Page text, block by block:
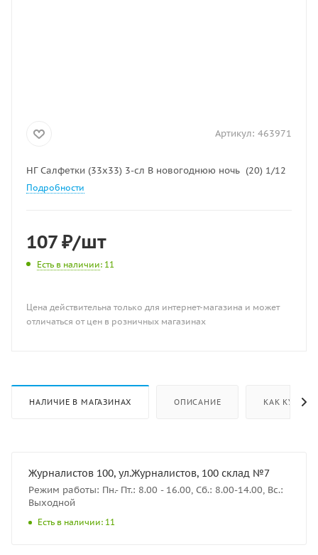
Артикул: 463971
НГ Салфетки (33х33) 3-сл В новогоднюю ночь (20) 1/12
Подробности
107₽/шт
Есть в наличии: 11
Цена действительна только для интернет-магазина и может
отличаться от цен в розничных магазинах
НАЛИЧИЕ В МАГАЗИНАХ ОПИСАНИЕ КАК КУПИТЬ
Журналистов 100, ул.Журналистов, 100 склад №7
Режим работы: Пн.- Пт.: 8.00 - 16.00, Сб.: 8.00-14.00, Вс.:
Выходной
Есть в наличии: 11